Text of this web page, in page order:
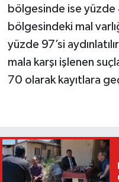
bölgesinde ise yüzde
bölgesindeki mal
yüzde 97’si
mala karşı işlenen
70 olarak kayıtlara